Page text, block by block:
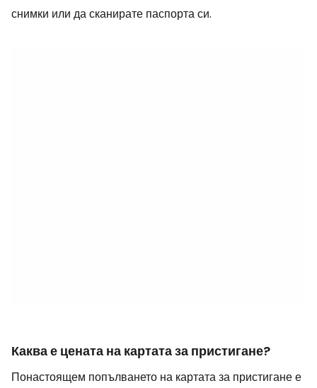
снимки или да сканирате паспорта си.
Каква е цената на картата за пристигане?
Понастоящем попълването на картата за пристигане е